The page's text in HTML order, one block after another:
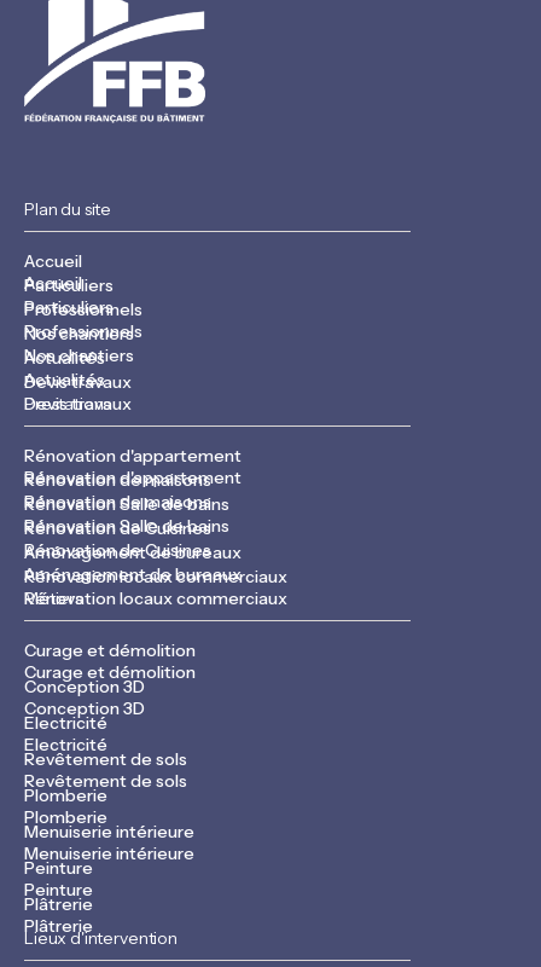
Plan du site
Accueil
Accueil
Particuliers
Particuliers
Professionnels
Professionnels
Nos chantiers
Nos chantiers
Actualités
Actualités
Devis travaux
Devis travaux
Prestations
Rénovation d'appartement
Rénovation d'appartement
Rénovation de maisons
Rénovation de maisons
Rénovation Salle de bains
Rénovation Salle de bains
Rénovation de Cuisines
Rénovation de Cuisines
Aménagement de bureaux
Aménagement de bureaux
Rénovation locaux commerciaux
Rénovation locaux commerciaux
Métiers
Curage et démolition
Curage et démolition
Conception 3D
Conception 3D
Electricité
Electricité
Revêtement de sols
Revêtement de sols
Plomberie
Plomberie
Menuiserie intérieure
Menuiserie intérieure
Peinture
Peinture
Plâtrerie
Plâtrerie
Lieux d'intervention